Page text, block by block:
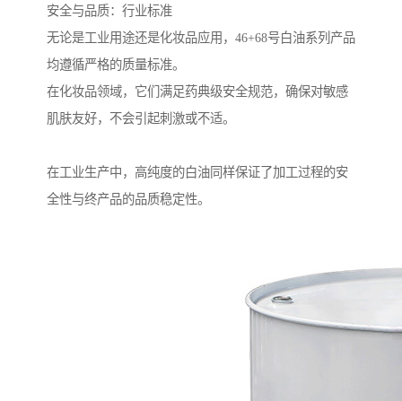
安全与品质：行业标准
无论是工业用途还是化妆品应用，46+68号白油系列产品
均遵循严格的质量标准。
在化妆品领域，它们满足药典级安全规范，确保对敏感
肌肤友好，不会引起刺激或不适。
在工业生产中，高纯度的白油同样保证了加工过程的安
全性与终产品的品质稳定性。